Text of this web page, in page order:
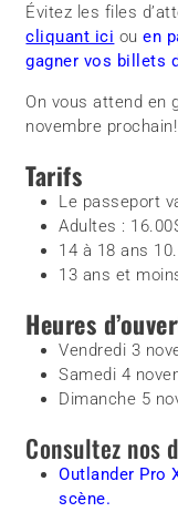
Évitez les files
cliquant ici ouen
gagner vos billets
On vous attend en
novembre prochain!
Tarifs
Le passeport
Adultes :
14 à 18 ans
13 ans et
Heures
Vendredi 3
Samedi 4
Dimanche 5
Consultez nos
Outlander Pro
scène.